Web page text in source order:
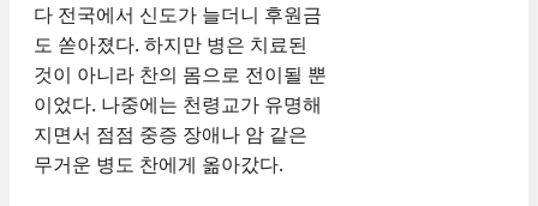
다 전국에서 신도가 늘더니 후원금
도 쏟아졌다. 하지만 병은 치료된
것이 아니라 찬의 몸으로 전이될 뿐
이었다. 나중에는 천령교가 유명해
지면서 점점 중증 장애나 암 같은
무거운 병도 찬에게 옮아갔다.